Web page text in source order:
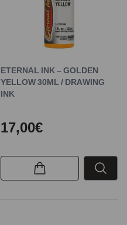
ETERNAL INK – GOLDEN
YELLOW 30ML / DRAWING
INK
17,00€